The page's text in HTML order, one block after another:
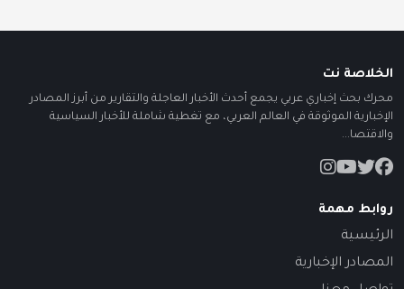
الخلاصة نت
محرك بحث إخباري عربي يجمع أحدث الأخبار العاجلة والتقارير من أبرز المصادر
الإخبارية الموثوقة في العالم العربي، مع تغطية شاملة للأخبار السياسية
والاقتصا...
روابط مهمة
الرئيسية
المصادر الإخبارية